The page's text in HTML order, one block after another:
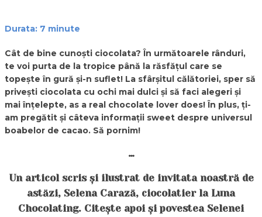
Durata: 7 minute
Cât de bine cunoști ciocolata? În următoarele rânduri,
te voi purta de la tropice până la răsfățul care se
topește în gură și-n suflet! La sfârșitul călătoriei, sper să
privești ciocolata cu ochi mai dulci și să faci alegeri și
mai înțelepte, as a real chocolate lover does! În plus, ți-
am pregătit și câteva informații sweet despre universul
boabelor de cacao. Să pornim!
…
Un articol scris și ilustrat de invitata noastră de
astăzi, Selena Carază, ciocolatier la Luna
Chocolating. Citește apoi și povestea Selenei